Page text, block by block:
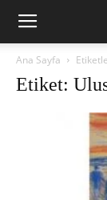
Ana Sayfa
Etiket: